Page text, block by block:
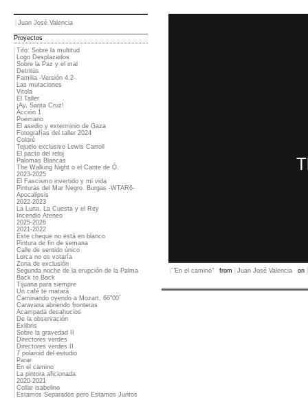
Juan José Valencia
Proyectos
Tifo: Sobre la multitud
Logo Desplazados
Sobre la Paz y el mal
Detritus
Familia -Versión 4.2-
Las mutaciones
Vitola
El Taller
¡Ay, Santa Cruz!
Acción 1
Poemario
El asedio y exterminio de Gaza
Fotografías del taller 2024
Coloré
Tejuelo exclusivo Lewis Carroll
El pacto del reloj
Palomas Blancas
The Walking Night o el Cante de Ó.
2023-2025
El Fascismo invertido y mi vida
Pinturas del Mar Negro. Burgas -WTAR6-
Apocalipsis
2022-2023
La Luna, La Cuesta y el Rey
Incendio Ateneo
2025-2026
2021-2022
Este cheque no está en blanco
Pintura de fin de semana
Calle de sentido único
Lorca no os votaría
Zona de exclusión
Segunda noche de la erupción de la Palma
Back to Back
Tijuana para siempre
Un café te matará
Caminando oyendo a Mozart, 66"00´
Caravana abriendo fronteras
Acampada desahucios
De la observación
Exlibris
Sobre la gravedad II
Directores verdes
Directores verdes II
7 polaroid del estudio
Parar
En el camino
La pintora aficionada
2020-2021
Collar isabelino
Estamos Separados pero Estamos Juntos
"En el camino" from Juan José Valencia on